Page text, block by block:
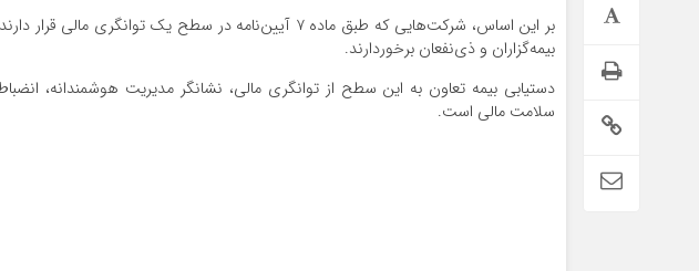
بر این اساس، شرکت‌هایی که طبق ماده ۷ آیین‌نامه در سطح یک
بیمه‌گزاران و ذی‌نفعان برخوردارند.
دستیابی بیمه تعاون به این سطح از توانگری مالی، نشانگر مدیریت هوشمندانه،
سلامت مالی است.